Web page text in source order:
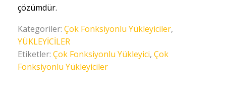
çözümdür.
Kategoriler: Çok Fonksiyonlu Yükleyiciler,
YÜKLEYİCİLER
Etiketler: Çok Fonksiyonlu Yükleyici, Çok
Fonksiyonlu Yükleyiciler